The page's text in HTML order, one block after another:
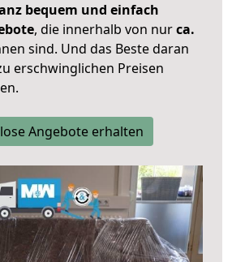
bequem und einfach
, die innerhalb von nurca.
sind. Und das Beste daran
erschwinglichen Preisen
Angebote erhalten